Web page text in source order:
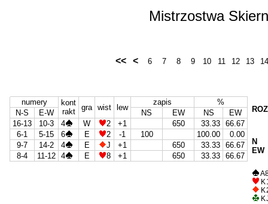
Mistrzostwa
<< < 6 7 8 9 10 11 12 13 14
numery
kont
rakt
gra wist lew
zapis
%
N-S
E-W NS EW NS
EW
16-13
10-3 4 W 2 +1 650 33.33 66.67
6-1
5-15 6 E 2 -1 100 100.00
0.00
9-7
14-2 4 E J +1 650 33.33 66.67
8-4
11-12 4 E 8 +1 650 33.33 66.67
N
EW
A
K
K
K